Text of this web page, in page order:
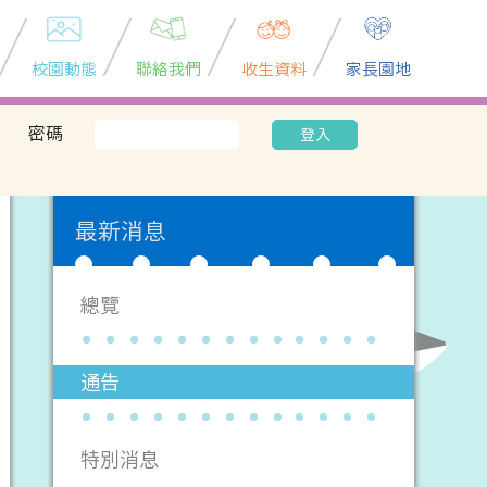
校園動態 聯絡我們 收生資料 家長園地
密碼 登入
最新消息
總覽
通告
特別消息